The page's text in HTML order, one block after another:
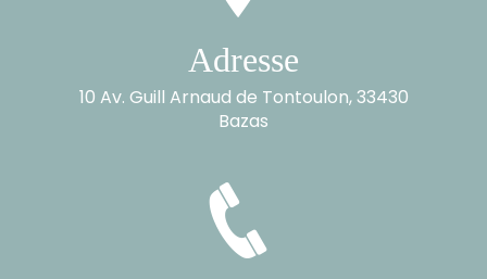
Adresse
10 Av. Guill Arnaud de Tontoulon, 33430
Bazas